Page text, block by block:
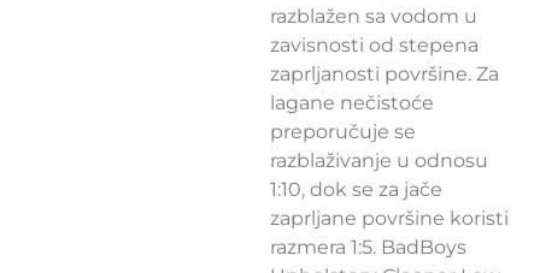
razblažen sa vodom u
zavisnosti od stepena
zaprljanosti površine. Za
lagane nečistoće
preporučuje se
razblaživanje u odnosu
1:10, dok se za jače
zaprljane površine koristi
razmera 1:5. BadBoys